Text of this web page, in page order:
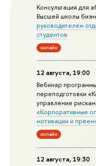
Консультация для
Высшей школы
руководителем
студентов
онлайн
12 августа, 19:00
Вебинар
переподготовки
управление
«Корпоративные
мотивации и
онлайн
12 августа, 19:30